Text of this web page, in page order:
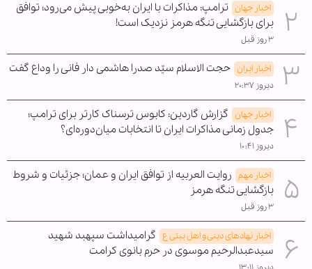
اخبار جهان ترامپ: مذاکرات با ایران به‌خوبی پیش می‌رود؛ توافق
برای بازگشایی تنگه هرمز نزدیک است!
۳ روز قبل
اخبار ایران حجت الاسلام سیّد صدرا هاشمی دار فانی را وداع گفت
دیروز ۲۰:۳۷
اخبار جهان گزارش گاردین: کابوس ترسناک کارتر برای ترامپ؛
جدول زمانی مذاکرات ایران تا انتخابات میان‌دوره‌ای؟
دیروز ۱۰:۴۱
اخبار مهم روایت العربیه از توافق ایران و عمان؛ جزئیات و شروط
بازگشایی تنگه هرمز
۳ روز قبل
اخبار نهادهای دینی و اهل بیتی ع گرامیداشت سپهبد شهید
سیدعبدالرحیم موسوی در حرم بانوی کرامت